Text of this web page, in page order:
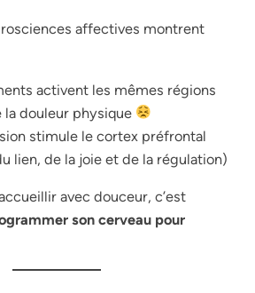
affectives montrent
activent les mêmes régions
la douleur physique
stimule le cortex préfrontal
lien, de la joie et de la régulation)
avec douceur, c’est
son cerveau pour